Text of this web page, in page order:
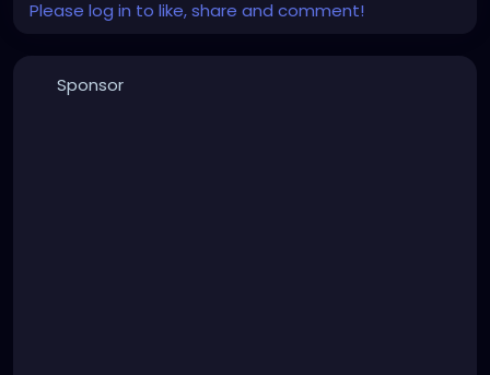
Please log in to like, share and comment!
Sponsor